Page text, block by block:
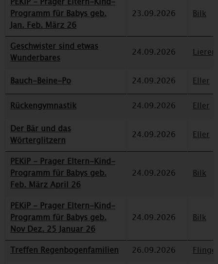
Programm für Babys geb.
Jan. Feb. März 26
23.09.2026 Bilk
Geschwister sind etwas
Wunderbares
24.09.2026
Bauch-Beine-Po 24.09.2026 Eller
Rückengymnastik 24.09.2026
Eller
Der Bär und das
Wörterglitzern
24.09.2026 Eller
PEKiP - Prager Eltern-Kind-
Programm für Babys geb.
Feb. März April 26
24.09.2026 Bilk
PEKiP - Prager Eltern-Kind-
Programm für Babys geb.
Nov Dez. 25 Januar 26
24.09.2026 Bilk
Treffen Regenbogenfamilien 26.09.2026